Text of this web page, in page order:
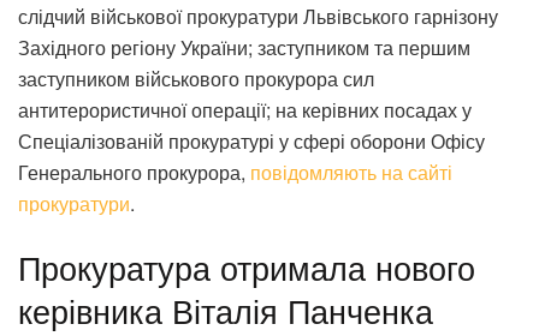
слідчий військової прокуратури Львівського гарнізону
Західного регіону України; заступником та першим
заступником військового прокурора сил
антитерористичної операції; на керівних посадах у
Спеціалізованій прокуратурі у сфері оборони Офісу
Генерального прокурора, повідомляють на сайті
прокуратури.
Прокуратура отримала нового
керівника Віталія Панченка